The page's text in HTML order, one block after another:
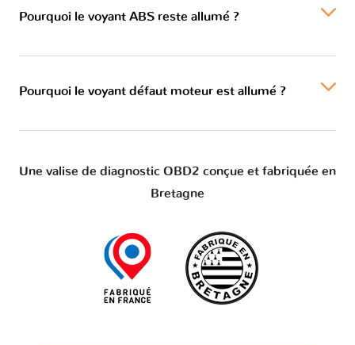
Pourquoi le voyant ABS reste allumé ?
Pourquoi le voyant défaut moteur est allumé ?
Une valise de diagnostic OBD2 conçue et fabriquée en
Bretagne